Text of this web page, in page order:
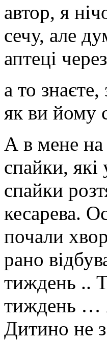
автор, я
сечу, але
аптеці
а то
як ви йому
А в мене на
спайки, які
спайки
кесарева.
почали
рано
тиждень ..
тиждень …
Дитино не